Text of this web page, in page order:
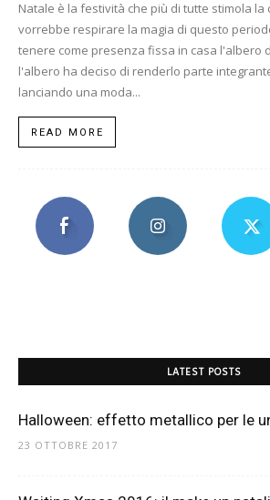
Natale è la festività che più di tutte stimola la
vorrebbe respirare la magia di questo
tenere come presenza fissa in casa l'albero
l'albero ha deciso di renderlo parte
lanciando una moda...
READ MORE
LATEST POSTS
Halloween: effetto metallico per le
23 OTTOBRE 2017